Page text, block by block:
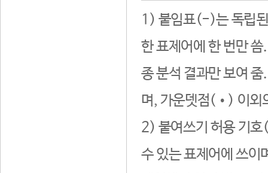
1) 붙임표(-)는 독립된
한 표제어에 한 번만
종 분석 결과만 보여
며, 가운뎃점(•) 이외
2) 붙여쓰기 허용 기호
수 있는 표제어에 쓰이